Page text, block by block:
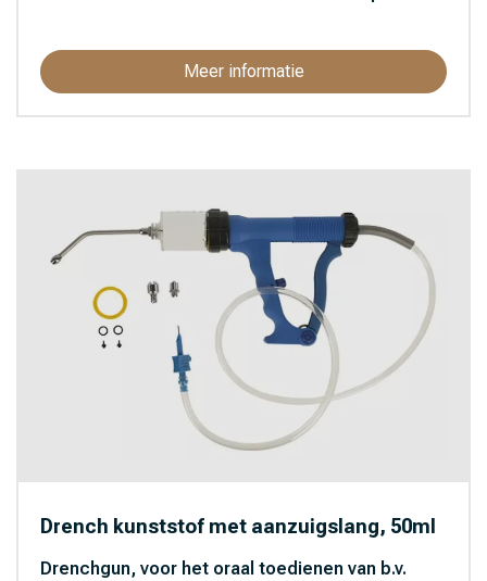
Meer informatie
Drench kunststof met aanzuigslang, 50ml
Drenchgun, voor het oraal toedienen van b.v.